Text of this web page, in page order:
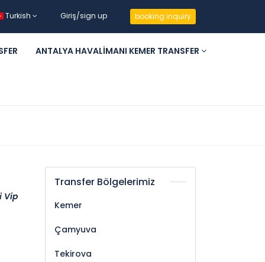
Turkish Giriş/sign up booking inquiry
ANTALYA HAVALIMANI KEMER TRANSFER
Vip
Transfer Bölgelerimiz
Kemer
Çamyuva
Tekirova